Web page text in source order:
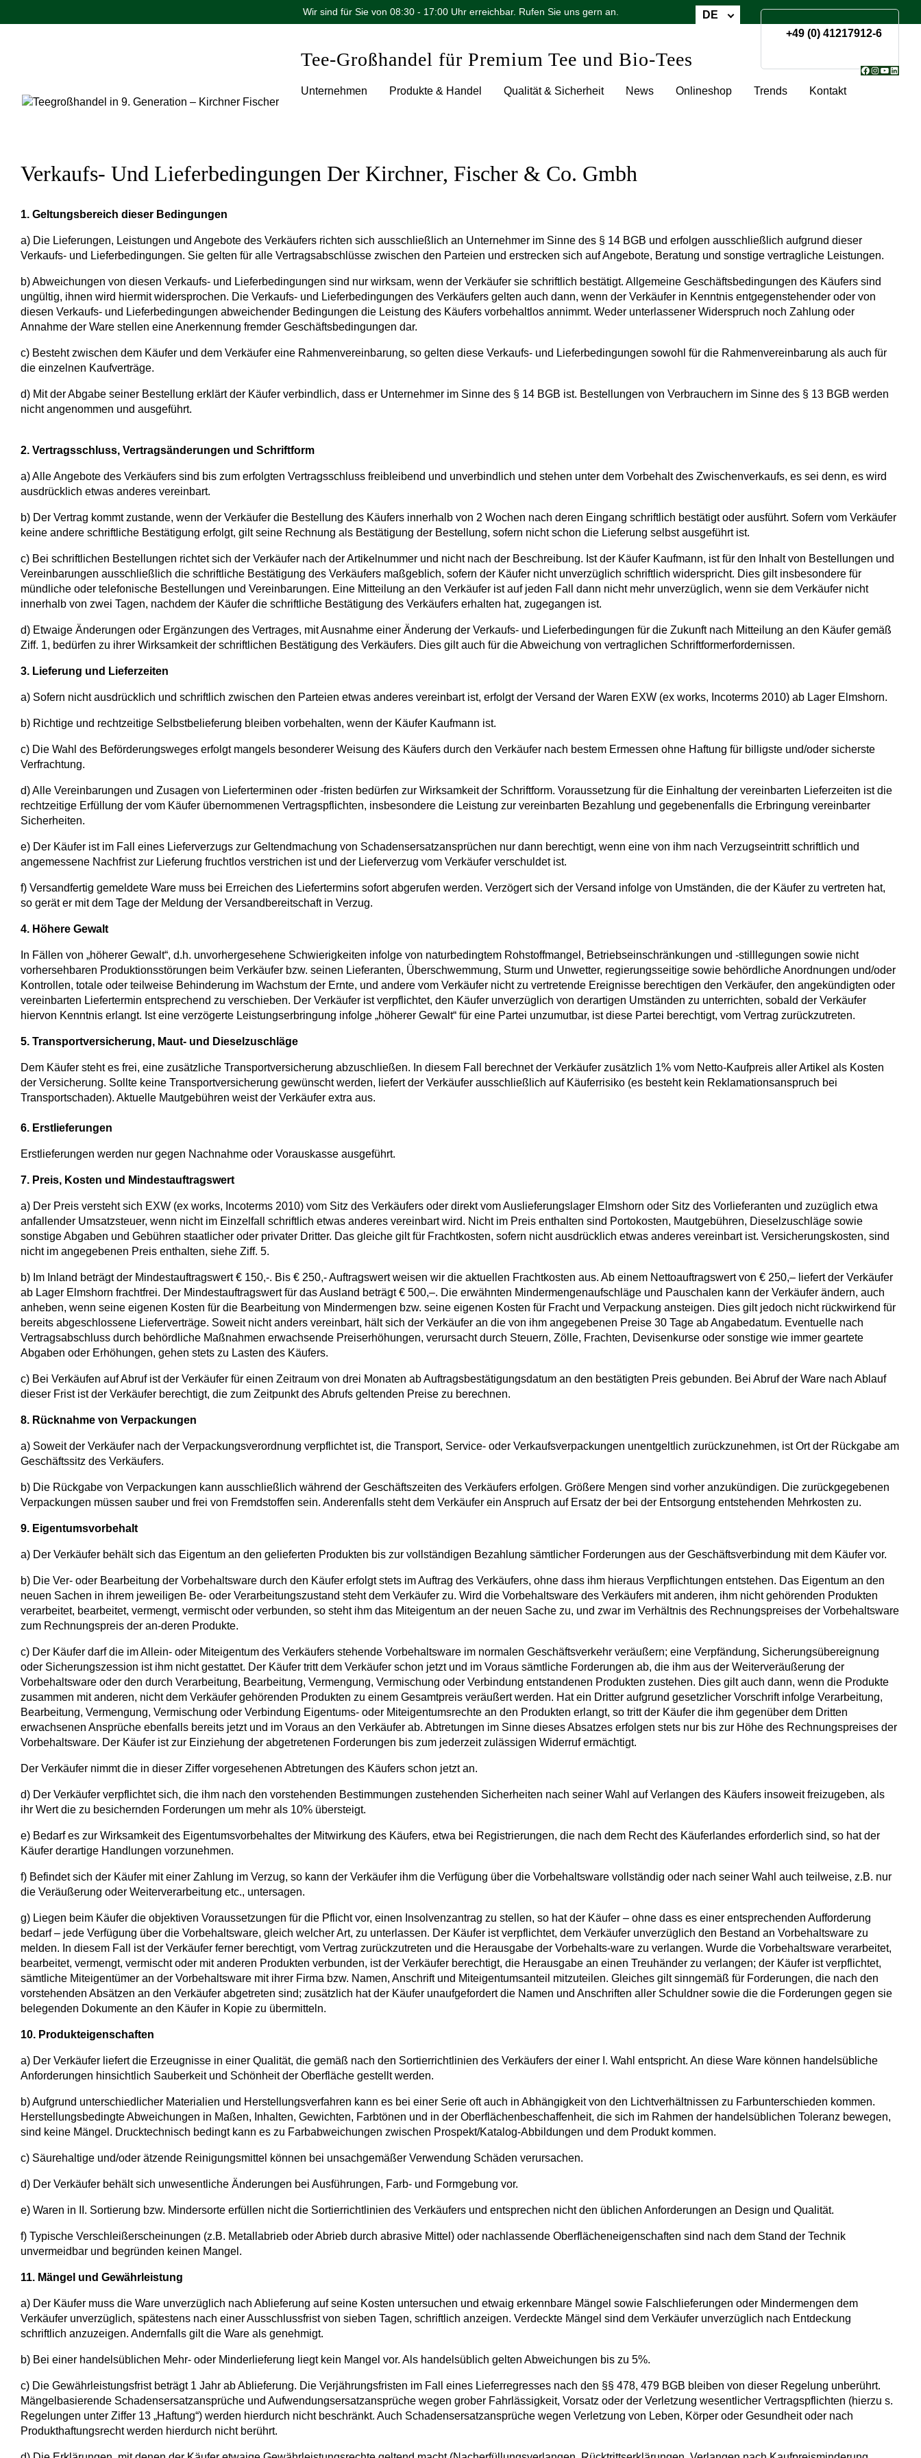
Wir sind für Sie von 08:30 - 17:00 Uhr erreichbar. Rufen Sie uns gern an.
Tee-Großhandel für Premium Tee und Bio-Tees
Unternehmen Produkte & Handel Qualität & Sicherheit News Onlineshop Trends Kontakt
DE
+49 (0) 41217912-6
Facebook
Instagram
YouTube
Verkaufs- Und Lieferbedingungen Der Kirchner, Fischer & Co. Gmbh
1. Geltungsbereich dieser Bedingungen
a) Die Lieferungen, Leistungen und Angebote des Verkäufers richten sich ausschließlich an Unternehmer im Sinne des § 14 BGB und erfolgen ausschließlich aufgrund dieser
Verkaufs- und Lieferbedingungen. Sie gelten für alle Vertragsabschlüsse zwischen den Parteien und erstrecken sich auf Angebote, Beratung und sonstige vertragliche Leistungen.
b) Abweichungen von diesen Verkaufs- und Lieferbedingungen sind nur wirksam, wenn der Verkäufer sie schriftlich bestätigt. Allgemeine Geschäftsbedingungen des Käufers sind
ungültig, ihnen wird hiermit widersprochen. Die Verkaufs- und Lieferbedingungen des Verkäufers gelten auch dann, wenn der Verkäufer in Kenntnis entgegenstehender oder von
diesen Verkaufs- und Lieferbedingungen abweichender Bedingungen die Leistung des Käufers vorbehaltlos annimmt. Weder unterlassener Widerspruch noch Zahlung oder
Annahme der Ware stellen eine Anerkennung fremder Geschäftsbedingungen dar.
c) Besteht zwischen dem Käufer und dem Verkäufer eine Rahmenvereinbarung, so gelten diese Verkaufs- und Lieferbedingungen sowohl für die Rahmenvereinbarung als auch für
die einzelnen Kaufverträge.
d) Mit der Abgabe seiner Bestellung erklärt der Käufer verbindlich, dass er Unternehmer im Sinne des § 14 BGB ist. Bestellungen von Verbrauchern im Sinne des § 13 BGB werden
nicht angenommen und ausgeführt.
2. Vertragsschluss, Vertragsänderungen und Schriftform
a) Alle Angebote des Verkäufers sind bis zum erfolgten Vertragsschluss freibleibend und unverbindlich und stehen unter dem Vorbehalt des Zwischenverkaufs, es sei denn, es wird
ausdrücklich etwas anderes vereinbart.
b) Der Vertrag kommt zustande, wenn der Verkäufer die Bestellung des Käufers innerhalb von 2 Wochen nach deren Eingang schriftlich bestätigt oder ausführt. Sofern vom Verkäufer
keine andere schriftliche Bestätigung erfolgt, gilt seine Rechnung als Bestätigung der Bestellung, sofern nicht schon die Lieferung selbst ausgeführt ist.
c) Bei schriftlichen Bestellungen richtet sich der Verkäufer nach der Artikelnummer und nicht nach der Beschreibung. Ist der Käufer Kaufmann, ist für den Inhalt von Bestellungen und
Vereinbarungen ausschließlich die schriftliche Bestätigung des Verkäufers maßgeblich, sofern der Käufer nicht unverzüglich schriftlich widerspricht. Dies gilt insbesondere für
mündliche oder telefonische Bestellungen und Vereinbarungen. Eine Mitteilung an den Verkäufer ist auf jeden Fall dann nicht mehr unverzüglich, wenn sie dem Verkäufer nicht
innerhalb von zwei Tagen, nachdem der Käufer die schriftliche Bestätigung des Verkäufers erhalten hat, zugegangen ist.
d) Etwaige Änderungen oder Ergänzungen des Vertrages, mit Ausnahme einer Änderung der Verkaufs- und Lieferbedingungen für die Zukunft nach Mitteilung an den Käufer gemäß
Ziff. 1, bedürfen zu ihrer Wirksamkeit der schriftlichen Bestätigung des Verkäufers. Dies gilt auch für die Abweichung von vertraglichen Schriftformerfordernissen.
3. Lieferung und Lieferzeiten
a) Sofern nicht ausdrücklich und schriftlich zwischen den Parteien etwas anderes vereinbart ist, erfolgt der Versand der Waren EXW (ex works, Incoterms 2010) ab Lager Elmshorn.
b) Richtige und rechtzeitige Selbstbelieferung bleiben vorbehalten, wenn der Käufer Kaufmann ist.
c) Die Wahl des Beförderungsweges erfolgt mangels besonderer Weisung des Käufers durch den Verkäufer nach bestem Ermessen ohne Haftung für billigste und/oder sicherste
Verfrachtung.
d) Alle Vereinbarungen und Zusagen von Lieferterminen oder -fristen bedürfen zur Wirksamkeit der Schriftform. Voraussetzung für die Einhaltung der vereinbarten Lieferzeiten ist die
rechtzeitige Erfüllung der vom Käufer übernommenen Vertragspflichten, insbesondere die Leistung zur vereinbarten Bezahlung und gegebenenfalls die Erbringung vereinbarter
Sicherheiten.
e) Der Käufer ist im Fall eines Lieferverzugs zur Geltendmachung von Schadensersatzansprüchen nur dann berechtigt, wenn eine von ihm nach Verzugseintritt schriftlich und
angemessene Nachfrist zur Lieferung fruchtlos verstrichen ist und der Lieferverzug vom Verkäufer verschuldet ist.
f) Versandfertig gemeldete Ware muss bei Erreichen des Liefertermins sofort abgerufen werden. Verzögert sich der Versand infolge von Umständen, die der Käufer zu vertreten hat,
so gerät er mit dem Tage der Meldung der Versandbereitschaft in Verzug.
4. Höhere Gewalt
In Fällen von „höherer Gewalt“, d.h. unvorhergesehene Schwierigkeiten infolge von naturbedingtem Rohstoffmangel, Betriebseinschränkungen und -stilllegungen sowie nicht
vorhersehbaren Produktionsstörungen beim Verkäufer bzw. seinen Lieferanten, Überschwemmung, Sturm und Unwetter, regierungsseitige sowie behördliche Anordnungen und/oder
Kontrollen, totale oder teilweise Behinderung im Wachstum der Ernte, und andere vom Verkäufer nicht zu vertretende Ereignisse berechtigen den Verkäufer, den angekündigten oder
vereinbarten Liefertermin entsprechend zu verschieben. Der Verkäufer ist verpflichtet, den Käufer unverzüglich von derartigen Umständen zu unterrichten, sobald der Verkäufer
hiervon Kenntnis erlangt. Ist eine verzögerte Leistungserbringung infolge „höherer Gewalt“ für eine Partei unzumutbar, ist diese Partei berechtigt, vom Vertrag zurückzutreten.
5. Transportversicherung, Maut- und Dieselzuschläge
Dem Käufer steht es frei, eine zusätzliche Transportversicherung abzuschließen. In diesem Fall berechnet der Verkäufer zusätzlich 1% vom Netto-Kaufpreis aller Artikel als Kosten
der Versicherung. Sollte keine Transportversicherung gewünscht werden, liefert der Verkäufer ausschließlich auf Käuferrisiko (es besteht kein Reklamationsanspruch bei
Transportschaden). Aktuelle Mautgebühren weist der Verkäufer extra aus.
6. Erstlieferungen
Erstlieferungen werden nur gegen Nachnahme oder Vorauskasse ausgeführt.
7. Preis, Kosten und Mindestauftragswert
a) Der Preis versteht sich EXW (ex works, Incoterms 2010) vom Sitz des Verkäufers oder direkt vom Auslieferungslager Elmshorn oder Sitz des Vorlieferanten und zuzüglich etwa
anfallender Umsatzsteuer, wenn nicht im Einzelfall schriftlich etwas anderes vereinbart wird. Nicht im Preis enthalten sind Portokosten, Mautgebühren, Dieselzuschläge sowie
sonstige Abgaben und Gebühren staatlicher oder privater Dritter. Das gleiche gilt für Frachtkosten, sofern nicht ausdrücklich etwas anderes vereinbart ist. Versicherungskosten, sind
nicht im angegebenen Preis enthalten, siehe Ziff. 5.
b) Im Inland beträgt der Mindestauftragswert € 150,-. Bis € 250,- Auftragswert weisen wir die aktuellen Frachtkosten aus. Ab einem Nettoauftragswert von € 250,– liefert der Verkäufer
ab Lager Elmshorn frachtfrei. Der Mindestauftragswert für das Ausland beträgt € 500,–. Die erwähnten Mindermengenaufschläge und Pauschalen kann der Verkäufer ändern, auch
anheben, wenn seine eigenen Kosten für die Bearbeitung von Mindermengen bzw. seine eigenen Kosten für Fracht und Verpackung ansteigen. Dies gilt jedoch nicht rückwirkend für
bereits abgeschlossene Lieferverträge. Soweit nicht anders vereinbart, hält sich der Verkäufer an die von ihm angegebenen Preise 30 Tage ab Angabedatum. Eventuelle nach
Vertragsabschluss durch behördliche Maßnahmen erwachsende Preiserhöhungen, verursacht durch Steuern, Zölle, Frachten, Devisenkurse oder sonstige wie immer geartete
Abgaben oder Erhöhungen, gehen stets zu Lasten des Käufers.
c) Bei Verkäufen auf Abruf ist der Verkäufer für einen Zeitraum von drei Monaten ab Auftragsbestätigungsdatum an den bestätigten Preis gebunden. Bei Abruf der Ware nach Ablauf
dieser Frist ist der Verkäufer berechtigt, die zum Zeitpunkt des Abrufs geltenden Preise zu berechnen.
8. Rücknahme von Verpackungen
a) Soweit der Verkäufer nach der Verpackungsverordnung verpflichtet ist, die Transport, Service- oder Verkaufsverpackungen unentgeltlich zurückzunehmen, ist Ort der Rückgabe am
Geschäftssitz des Verkäufers.
b) Die Rückgabe von Verpackungen kann ausschließlich während der Geschäftszeiten des Verkäufers erfolgen. Größere Mengen sind vorher anzukündigen. Die zurückgegebenen
Verpackungen müssen sauber und frei von Fremdstoffen sein. Anderenfalls steht dem Verkäufer ein Anspruch auf Ersatz der bei der Entsorgung entstehenden Mehrkosten zu.
9. Eigentumsvorbehalt
a) Der Verkäufer behält sich das Eigentum an den gelieferten Produkten bis zur vollständigen Bezahlung sämtlicher Forderungen aus der Geschäftsverbindung mit dem Käufer vor.
b) Die Ver- oder Bearbeitung der Vorbehaltsware durch den Käufer erfolgt stets im Auftrag des Verkäufers, ohne dass ihm hieraus Verpflichtungen entstehen. Das Eigentum an den
neuen Sachen in ihrem jeweiligen Be- oder Verarbeitungszustand steht dem Verkäufer zu. Wird die Vorbehaltsware des Verkäufers mit anderen, ihm nicht gehörenden Produkten
verarbeitet, bearbeitet, vermengt, vermischt oder verbunden, so steht ihm das Miteigentum an der neuen Sache zu, und zwar im Verhältnis des Rechnungspreises der Vorbehaltsware
zum Rechnungspreis der an-deren Produkte.
c) Der Käufer darf die im Allein- oder Miteigentum des Verkäufers stehende Vorbehaltsware im normalen Geschäftsverkehr veräußern; eine Verpfändung, Sicherungsübereignung
oder Sicherungszession ist ihm nicht gestattet. Der Käufer tritt dem Verkäufer schon jetzt und im Voraus sämtliche Forderungen ab, die ihm aus der Weiterveräußerung der
Vorbehaltsware oder den durch Verarbeitung, Bearbeitung, Vermengung, Vermischung oder Verbindung entstandenen Produkten zustehen. Dies gilt auch dann, wenn die Produkte
zusammen mit anderen, nicht dem Verkäufer gehörenden Produkten zu einem Gesamtpreis veräußert werden. Hat ein Dritter aufgrund gesetzlicher Vorschrift infolge Verarbeitung,
Bearbeitung, Vermengung, Vermischung oder Verbindung Eigentums- oder Miteigentumsrechte an den Produkten erlangt, so tritt der Käufer die ihm gegenüber dem Dritten
erwachsenen Ansprüche ebenfalls bereits jetzt und im Voraus an den Verkäufer ab. Abtretungen im Sinne dieses Absatzes erfolgen stets nur bis zur Höhe des Rechnungspreises der
Vorbehaltsware. Der Käufer ist zur Einziehung der abgetretenen Forderungen bis zum jederzeit zulässigen Widerruf ermächtigt.
Der Verkäufer nimmt die in dieser Ziffer vorgesehenen Abtretungen des Käufers schon jetzt an.
d) Der Verkäufer verpflichtet sich, die ihm nach den vorstehenden Bestimmungen zustehenden Sicherheiten nach seiner Wahl auf Verlangen des Käufers insoweit freizugeben, als
ihr Wert die zu besichernden Forderungen um mehr als 10% übersteigt.
e) Bedarf es zur Wirksamkeit des Eigentumsvorbehaltes der Mitwirkung des Käufers, etwa bei Registrierungen, die nach dem Recht des Käuferlandes erforderlich sind, so hat der
Käufer derartige Handlungen vorzunehmen.
f) Befindet sich der Käufer mit einer Zahlung im Verzug, so kann der Verkäufer ihm die Verfügung über die Vorbehaltsware vollständig oder nach seiner Wahl auch teilweise, z.B. nur
die Veräußerung oder Weiterverarbeitung etc., untersagen.
g) Liegen beim Käufer die objektiven Voraussetzungen für die Pflicht vor, einen Insolvenzantrag zu stellen, so hat der Käufer – ohne dass es einer entsprechenden Aufforderung
bedarf – jede Verfügung über die Vorbehaltsware, gleich welcher Art, zu unterlassen. Der Käufer ist verpflichtet, dem Verkäufer unverzüglich den Bestand an Vorbehaltsware zu
melden. In diesem Fall ist der Verkäufer ferner berechtigt, vom Vertrag zurückzutreten und die Herausgabe der Vorbehalts-ware zu verlangen. Wurde die Vorbehaltsware verarbeitet,
bearbeitet, vermengt, vermischt oder mit anderen Produkten verbunden, ist der Verkäufer berechtigt, die Herausgabe an einen Treuhänder zu verlangen; der Käufer ist verpflichtet,
sämtliche Miteigentümer an der Vorbehaltsware mit ihrer Firma bzw. Namen, Anschrift und Miteigentumsanteil mitzuteilen. Gleiches gilt sinngemäß für Forderungen, die nach den
vorstehenden Absätzen an den Verkäufer abgetreten sind; zusätzlich hat der Käufer unaufgefordert die Namen und Anschriften aller Schuldner sowie die die Forderungen gegen sie
belegenden Dokumente an den Käufer in Kopie zu übermitteln.
10. Produkteigenschaften
a) Der Verkäufer liefert die Erzeugnisse in einer Qualität, die gemäß nach den Sortierrichtlinien des Verkäufers der einer I. Wahl entspricht. An diese Ware können handelsübliche
Anforderungen hinsichtlich Sauberkeit und Schönheit der Oberfläche gestellt werden.
b) Aufgrund unterschiedlicher Materialien und Herstellungsverfahren kann es bei einer Serie oft auch in Abhängigkeit von den Lichtverhältnissen zu Farbunterschieden kommen.
Herstellungsbedingte Abweichungen in Maßen, Inhalten, Gewichten, Farbtönen und in der Oberflächenbeschaffenheit, die sich im Rahmen der handelsüblichen Toleranz bewegen,
sind keine Mängel. Drucktechnisch bedingt kann es zu Farbabweichungen zwischen Prospekt/Katalog-Abbildungen und dem Produkt kommen.
c) Säurehaltige und/oder ätzende Reinigungsmittel können bei unsachgemäßer Verwendung Schäden verursachen.
d) Der Verkäufer behält sich unwesentliche Änderungen bei Ausführungen, Farb- und Formgebung vor.
e) Waren in II. Sortierung bzw. Mindersorte erfüllen nicht die Sortierrichtlinien des Verkäufers und entsprechen nicht den üblichen Anforderungen an Design und Qualität.
f) Typische Verschleißerscheinungen (z.B. Metallabrieb oder Abrieb durch abrasive Mittel) oder nachlassende Oberflächeneigenschaften sind nach dem Stand der Technik
unvermeidbar und begründen keinen Mangel.
11. Mängel und Gewährleistung
a) Der Käufer muss die Ware unverzüglich nach Ablieferung auf seine Kosten untersuchen und etwaig erkennbare Mängel sowie Falschlieferungen oder Mindermengen dem
Verkäufer unverzüglich, spätestens nach einer Ausschlussfrist von sieben Tagen, schriftlich anzeigen. Verdeckte Mängel sind dem Verkäufer unverzüglich nach Entdeckung
schriftlich anzuzeigen. Andernfalls gilt die Ware als genehmigt.
b) Bei einer handelsüblichen Mehr- oder Minderlieferung liegt kein Mangel vor. Als handelsüblich gelten Abweichungen bis zu 5%.
c) Die Gewährleistungsfrist beträgt 1 Jahr ab Ablieferung. Die Verjährungsfristen im Fall eines Lieferregresses nach den §§ 478, 479 BGB bleiben von dieser Regelung unberührt.
Mängelbasierende Schadensersatzansprüche und Aufwendungsersatzansprüche wegen grober Fahrlässigkeit, Vorsatz oder der Verletzung wesentlicher Vertragspflichten (hierzu s.
Regelungen unter Ziffer 13 „Haftung“) werden hierdurch nicht beschränkt. Auch Schadensersatzansprüche wegen Verletzung von Leben, Körper oder Gesundheit oder nach
Produkthaftungsrecht werden hierdurch nicht berührt.